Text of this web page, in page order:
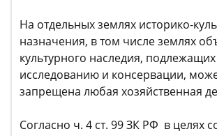
На отдельных землях историко-
назначения, в том числе землях
культурного наследия, подлежащих
исследованию и консервации,
запрещена любая хозяйственная
Согласно ч. 4 ст. 99 ЗК РФ в целях